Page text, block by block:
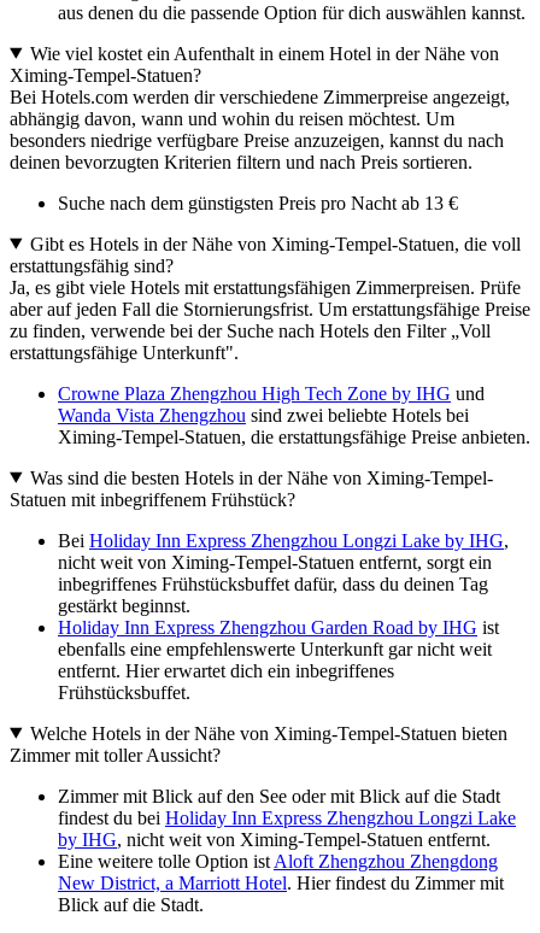
aus denen du die passende Option für dich auswählen kannst.
Wie viel kostet ein Aufenthalt in einem Hotel in der Nähe von
Ximing-Tempel-Statuen?
Bei Hotels.com werden dir verschiedene Zimmerpreise angezeigt,
abhängig davon, wann und wohin du reisen möchtest. Um
besonders niedrige verfügbare Preise anzuzeigen, kannst du nach
deinen bevorzugten Kriterien filtern und nach Preis sortieren.
Suche nach dem günstigsten Preis pro Nacht ab 13 €
Gibt es Hotels in der Nähe von Ximing-Tempel-Statuen, die voll
erstattungsfähig sind?
Ja, es gibt viele Hotels mit erstattungsfähigen Zimmerpreisen. Prüfe
aber auf jeden Fall die Stornierungsfrist. Um erstattungsfähige Preise
zu finden, verwende bei der Suche nach Hotels den Filter „Voll
erstattungsfähige Unterkunft".
Crowne Plaza Zhengzhou High Tech Zone by IHG und
Wanda Vista Zhengzhou sind zwei beliebte Hotels bei
Ximing-Tempel-Statuen, die erstattungsfähige Preise anbieten.
Was sind die besten Hotels in der Nähe von Ximing-Tempel-
Statuen mit inbegriffenem Frühstück?
Bei Holiday Inn Express Zhengzhou Longzi Lake by IHG,
nicht weit von Ximing-Tempel-Statuen entfernt, sorgt ein
inbegriffenes Frühstücksbuffet dafür, dass du deinen Tag
gestärkt beginnst.
Holiday Inn Express Zhengzhou Garden Road by IHG ist
ebenfalls eine empfehlenswerte Unterkunft gar nicht weit
entfernt. Hier erwartet dich ein inbegriffenes
Frühstücksbuffet.
Welche Hotels in der Nähe von Ximing-Tempel-Statuen bieten
Zimmer mit toller Aussicht?
Zimmer mit Blick auf den See oder mit Blick auf die Stadt
findest du bei Holiday Inn Express Zhengzhou Longzi Lake
by IHG, nicht weit von Ximing-Tempel-Statuen entfernt.
Eine weitere tolle Option ist Aloft Zhengzhou Zhengdong
New District, a Marriott Hotel. Hier findest du Zimmer mit
Blick auf die Stadt.